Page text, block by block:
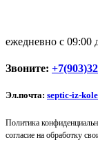
ежедневно с 09:00
Звоните:
Эл.почта: septic-iz-
Политика
согласие на обработку